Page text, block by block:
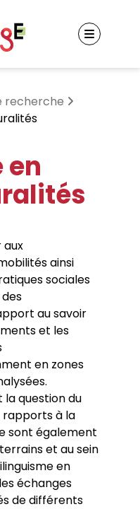
Apprentissages,
revues
et de la
et de la
recherche
en
aux
ainsi
sociales
au savoir
et les
en zones
la question du
rapports à la
sont également
et au sein
en
échanges
de différents